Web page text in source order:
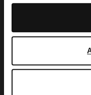
Veloursleder-Sandalen mit
99.99
69.99
English